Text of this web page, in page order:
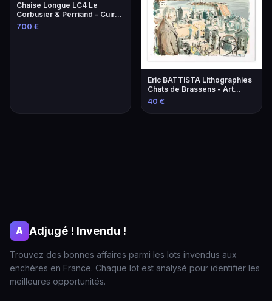
Chaise Longue LC4 Le
Corbusier & Perriand - Cuir
Lie-de-Vin
700 €
Eric BATTISTA Lithographies
Chats de Brassens - Art
Contemporain
40 €
A Adjugé ! Invendu !
Trouvez des bonnes affaires parmi les lots invendus aux
enchères en France. Chaque lot est analysé pour identifier les
meilleures opportunités.